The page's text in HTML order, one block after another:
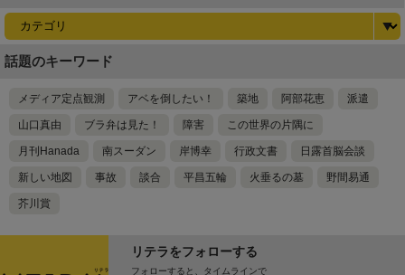
話題のキーワード
メディア定点観測 アベを倒したい！ 築地 阿部花恵 派遣
山口真由 ブラ弁は見た！ 障害 この世界の片隅に
月刊Hanada 南スーダン 岸博幸 行政文書 日露首脳会談
新しい地図 事故 談合 平昌五輪 火垂るの墓 野間易通
芥川賞
リテラをフォローする
フォローすると、タイムラインで